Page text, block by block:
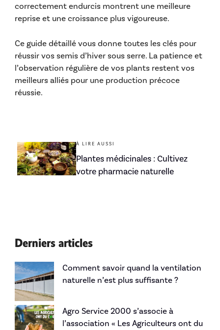
correctement endurcis montrent une meilleure
reprise et une croissance plus vigoureuse.
Ce guide détaillé vous donne toutes les clés pour
réussir vos semis d’hiver sous serre. La patience et
l’observation régulière de vos plants restent vos
meilleurs alliés pour une production précoce
réussie.
À LIRE AUSSI
Plantes médicinales : Cultivez
votre pharmacie naturelle
Derniers articles
Comment savoir quand la ventilation
naturelle n’est plus suffisante ?
Agro Service 2000 s’associe à
l’association « Les Agriculteurs ont du